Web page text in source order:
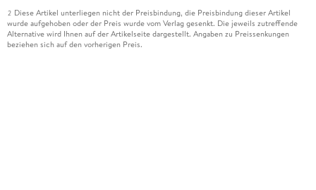
2 Diese Artikel unterliegen nicht der Preisbindung, die Preisbindung dieser Artikel
wurde aufgehoben oder der Preis wurde vom Verlag gesenkt. Die jeweils zutreffende
Alternative wird Ihnen auf der Artikelseite dargestellt. Angaben zu Preissenkungen
beziehen sich auf den vorherigen Preis.